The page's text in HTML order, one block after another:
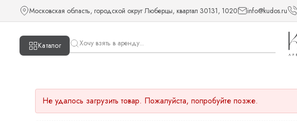
Московская область, городской округ Люберцы, квартал 30131, 1020 info@kudos.ru
Каталог
Не удалось загрузить товар. Пожалуйста, попробуйте позже.